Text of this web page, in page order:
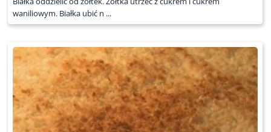
waniliowym. Białka ubić n ...